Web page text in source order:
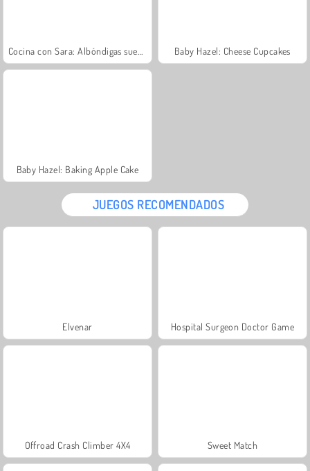
Baby Hazel: Cheese Cupcakes
Baby Hazel: Baking Apple Cake
JUEGOS RECOMENDADOS
Elvenar Hospital Surgeon Doctor Game
Offroad Crash Climber 4X4 Sweet Match